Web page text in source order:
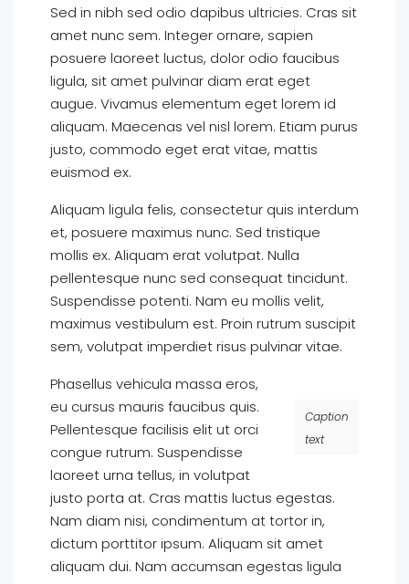
Sed in nibh sed odio dapibus ultricies. Cras sit
amet nunc sem. Integer ornare, sapien
posuere laoreet luctus, dolor odio faucibus
ligula, sit amet pulvinar diam erat eget
augue. Vivamus elementum eget lorem id
aliquam. Maecenas vel nisl lorem. Etiam purus
justo, commodo eget erat vitae, mattis
euismod ex.
Aliquam ligula felis, consectetur quis interdum
et, posuere maximus nunc. Sed tristique
mollis ex. Aliquam erat volutpat. Nulla
pellentesque nunc sed consequat tincidunt.
Suspendisse potenti. Nam eu mollis velit,
maximus vestibulum est. Proin rutrum suscipit
sem, volutpat imperdiet risus pulvinar vitae.
Caption
text
Phasellus vehicula massa eros,
eu cursus mauris faucibus quis.
Pellentesque facilisis elit ut orci
congue rutrum. Suspendisse
laoreet urna tellus, in volutpat
justo porta at. Cras mattis luctus egestas.
Nam diam nisi, condimentum at tortor in,
dictum porttitor ipsum. Aliquam sit amet
aliquam dui. Nam accumsan egestas ligula